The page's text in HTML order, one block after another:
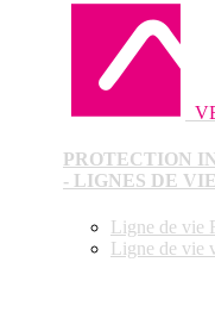
PROTECTION
- LIGNES DE VIE
Ligne de vie
Ligne de vie